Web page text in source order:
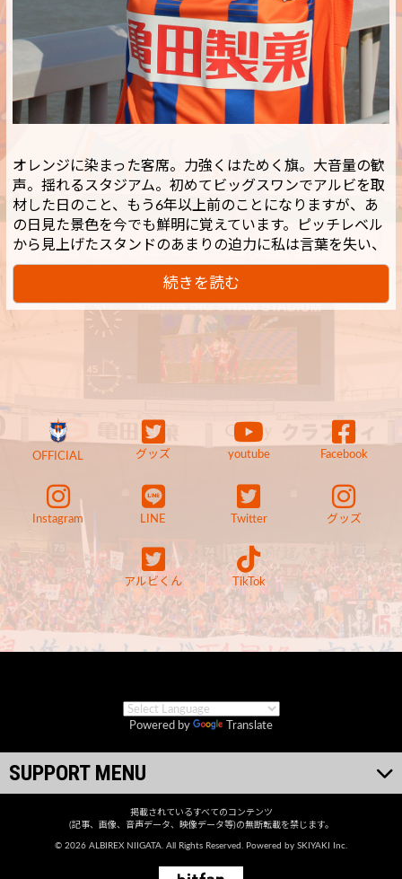
オレンジに染まった客席。力強くはためく旗。大音量の歓
声。揺れるスタジアム。初めてビッグスワンでアルビを取
材した日のこと、もう6年以上前のことになりますが、あ
の日見た景色を今でも鮮明に覚えています。ピッチレベル
から見上げたスタンドのあまりの迫力に私は言葉を失い、
続きを読む
OFFICIAL グッズ youtube Facebook
Instagram LINE Twitter グッズ
アルビくん TikTok
Powered by Translate
SUPPORT MENU
掲載されているすべてのコンテンツ
(記事、画像、音声データ、映像データ等)の無断転載を禁じます。
© 2026 ALBIREX NIIGATA. All Rights Reserved. Powered by SKIYAKI Inc.